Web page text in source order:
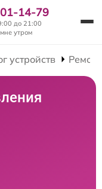
14-79
до 21:00
мне утром
устройств